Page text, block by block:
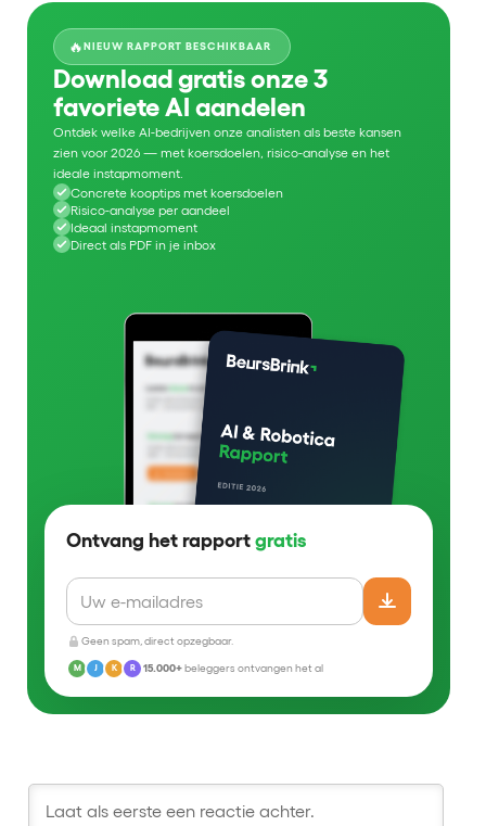
🔥NIEUW RAPPORT BESCHIKBAAR
Download gratis onze 3
favoriete AI aandelen
Ontdek welke AI-bedrijven onze analisten als beste kansen
zien voor 2026 — met koersdoelen, risico-analyse en het
ideale instapmoment.
Concrete kooptips met koersdoelen
Risico-analyse per aandeel
Ideaal instapmoment
Direct als PDF in je inbox
Ontvang het rapport gratis
Geen spam, direct opzegbaar.
M J K R 15.000+beleggers ontvangen het al